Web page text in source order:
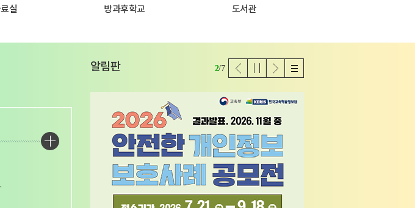
더보
기
알림판 2/7
이전
페이
지
일시
정지
다음
페이
지
리스
트보
기
바로가기바로가기바로가기바로가기바로가기바로가기바로가기바로가기바로가기바로가기바로가기바로가기
실 방과후학교 도서관